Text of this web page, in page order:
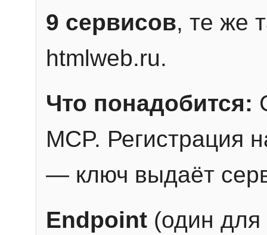
9 сервисов, те же
htmlweb.ru.
Что понадобится:
MCP. Регистрация
— ключ выдаёт
Endpoint (один для